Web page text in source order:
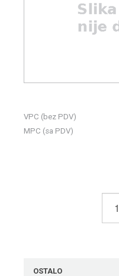
VPC (bez PDV)
MPC (sa PDV)
OSTALO